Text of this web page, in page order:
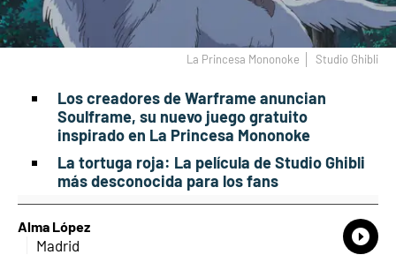
La Princesa Mononoke Studio Ghibli
Los creadores de Warframe anuncian
Soulframe, su nuevo juego gratuito
inspirado en La Princesa Mononoke
La tortuga roja: La película de Studio Ghibli
más desconocida para los fans
Alma López
Madrid